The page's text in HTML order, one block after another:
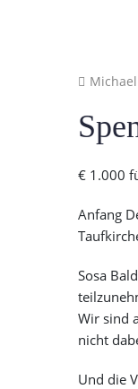
€ 1.000
Anfang
Sosa
Wir sind
nicht
Und die